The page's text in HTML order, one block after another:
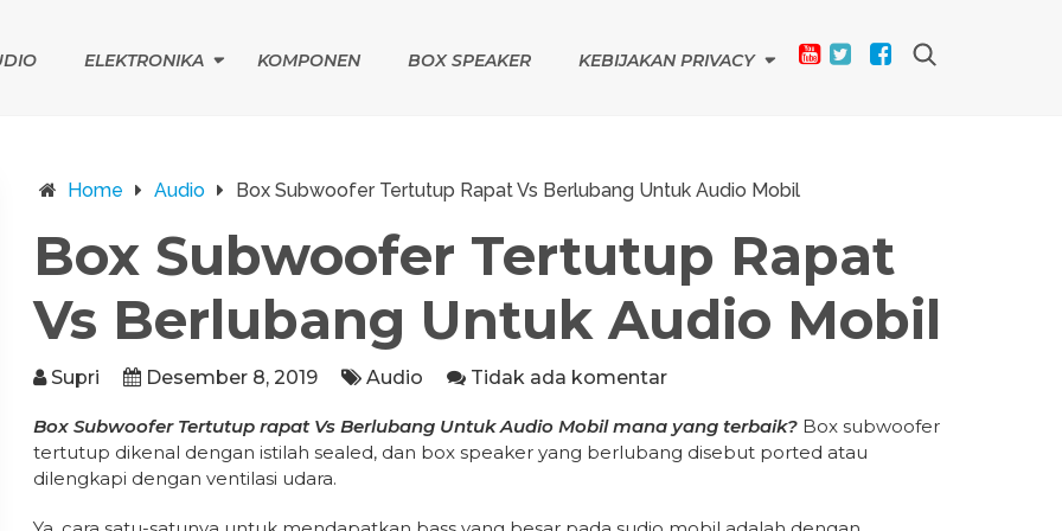
ELEKTRONIKA KOMPONEN BOX SPEAKER KEBIJAKAN PRIVACY
Home Audio Box Subwoofer Tertutup Rapat Vs Berlubang Untuk Audio Mobil
Box Subwoofer Tertutup Rapat
Vs Berlubang Untuk Audio Mobil
Supri Desember 8, 2019 Audio Tidak ada komentar
Box Subwoofer Tertutup rapat Vs Berlubang Untuk Audio Mobil mana yang terbaik? Box subwoofer
tertutup dikenal dengan istilah sealed, dan box speaker yang berlubang disebut ported atau
dilengkapi dengan ventilasi udara.